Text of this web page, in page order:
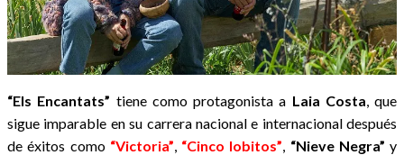
“Els Encantats” tiene como protagonista a Laia Costa, que
sigue imparable en su carrera nacional e internacional después
de éxitos como “Victoria”, “Cinco lobitos”, “Nieve Negra” y